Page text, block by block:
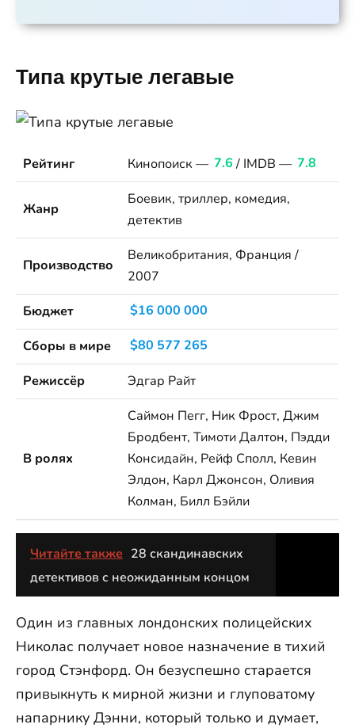
Типа крутые легавые
Рейтинг Кинопоиск — 7.6 / IMDB — 7.8
Жанр
Боевик, триллер, комедия,
детектив
Производство
Великобритания, Франция /
2007
Бюджет
$16 000 000
Сборы в мире
$80 577 265
Режиссёр
Эдгар Райт
В ролях
Саймон Пегг, Ник Фрост, Джим
Бродбент, Тимоти Далтон, Пэдди
Консидайн, Рейф Сполл, Кевин
Элдон, Карл Джонсон, Оливия
Колман, Билл Бэйли
Читайте также 28 скандинавских
детективов с неожиданным концом
Один из главных лондонских полицейских
Николас получает новое назначение в тихий
город Стэнфорд. Он безуспешно старается
привыкнуть к мирной жизни и глуповатому
напарнику Дэнни, который только и думает,